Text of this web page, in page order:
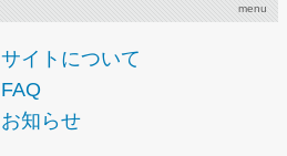
menu
サイトについて
FAQ
お知らせ